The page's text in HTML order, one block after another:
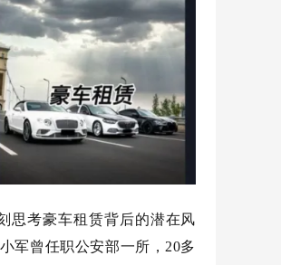
思考豪车租赁背后的潜在风
军曾任职公安部一所， 20多